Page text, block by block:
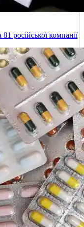
російської компанії